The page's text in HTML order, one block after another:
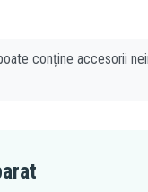
conține accesorii